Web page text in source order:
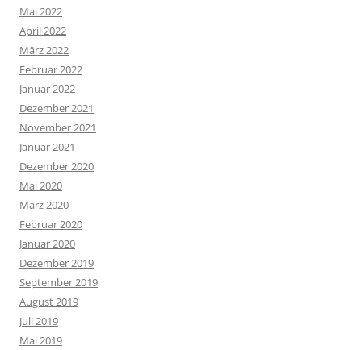
Mai 2022
April 2022
März 2022
Februar 2022
Januar 2022
Dezember 2021
November 2021
Januar 2021
Dezember 2020
Mai 2020
März 2020
Februar 2020
Januar 2020
Dezember 2019
September 2019
August 2019
Juli 2019
Mai 2019